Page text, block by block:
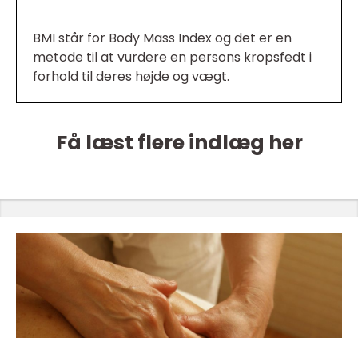
BMI står for Body Mass Index og det er en
metode til at vurdere en persons kropsfedt i
forhold til deres højde og vægt.
Få læst flere indlæg her